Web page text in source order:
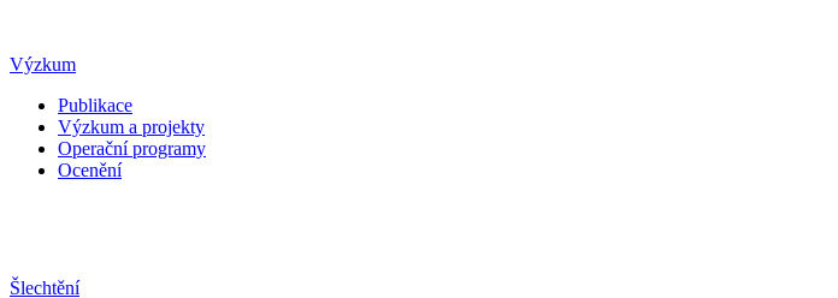
Výzkum
Publikace
Výzkum a projekty
Operační programy
Ocenění
Šlechtění